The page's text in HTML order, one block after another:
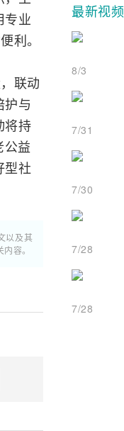
专业
利。
联动
护与
将持
益
型社
以及其
容。
最新视频
8/3
7/31
7/30
7/28
7/28